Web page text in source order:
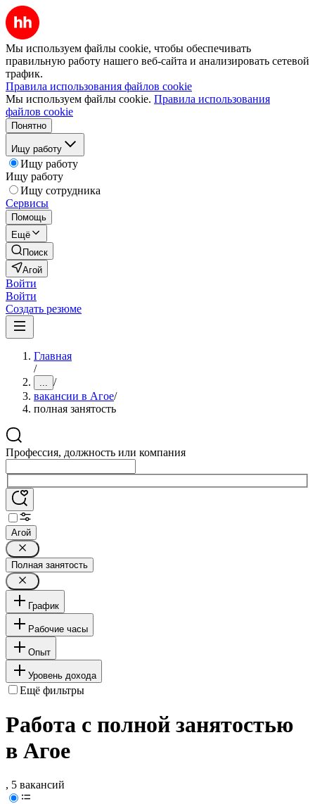
Мы используем файлы cookie, чтобы обеспечивать
правильную работу нашего веб-сайта и анализировать сетевой
трафик.
Правила использования файлов cookie
Мы используем файлы cookie. Правила использования
файлов cookie
Понятно
Ищу работу
Ищу работу
Ищу работу
Ищу сотрудника
Сервисы
Помощь
Ещё
Поиск
Агой
Войти
Войти
Создать резюме
Главная
/
... /
вакансии в Агое/
полная занятость
Профессия, должность или компания
Агой
Полная занятость
График
Рабочие часы
Опыт
Уровень дохода
Ещё фильтры
Работа с полной занятостью
в Агое
, 5 вакансий